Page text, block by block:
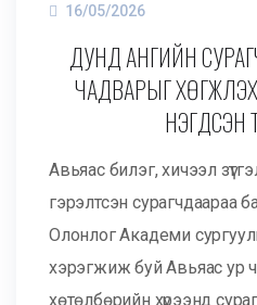
16/05/2026
ДУНД АНГИЙН
ЧАДВАРЫГ
НЭГДСЭН
Авьяас билэг, хичээл
гэрэлтсэн сурагчдаараа
Олонлог Академи
хэрэгжиж буй Авьяас ур
хөтөлбөрийн хүрээнд